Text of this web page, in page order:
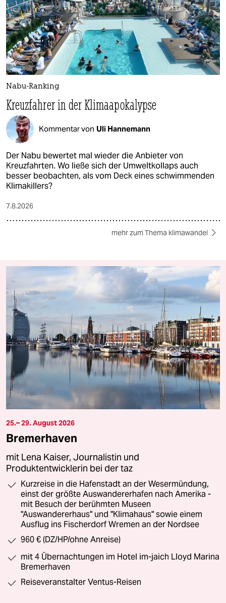
Nabu-Ranking
Kreuzfahrer in der Klimaapokalypse
Kommentar von Uli Hannemann
Der Nabu bewertet mal wieder die Anbieter von
Kreuzfahrten. Wo ließe sich der Umweltkollaps auch
besser beobachten, als vom Deck eines schwimmenden
Klimakillers?
7.8.2026
mehr zum Thema klimawandel
25.– 29. August 2026
Bremerhaven
mit Lena Kaiser, Journalistin und
Produktentwicklerin bei der taz
Kurzreise in die Hafenstadt an der Wesermündung,
einst der größte Auswandererhafen nach Amerika -
mit Besuch der berühmten Museen
"Auswandererhaus" und "Klimahaus" sowie einem
Ausflug ins Fischerdorf Wremen an der Nordsee
960 € (DZ/HP/ohne Anreise)
mit 4 Übernachtungen im Hotel im-jaich Lloyd Marina
Bremerhaven
Reiseveranstalter Ventus-Reisen